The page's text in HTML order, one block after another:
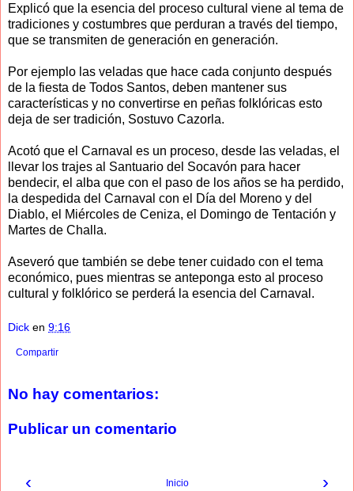
Explicó que la esencia del proceso cultural viene al tema de
tradiciones y costumbres que perduran a través del tiempo,
que se transmiten de generación en generación.
Por ejemplo las veladas que hace cada conjunto después
de la fiesta de Todos Santos, deben mantener sus
características y no convertirse en peñas folklóricas esto
deja de ser tradición, Sostuvo Cazorla.
Acotó que el Carnaval es un proceso, desde las veladas, el
llevar los trajes al Santuario del Socavón para hacer
bendecir, el alba que con el paso de los años se ha perdido,
la despedida del Carnaval con el Día del Moreno y del
Diablo, el Miércoles de Ceniza, el Domingo de Tentación y
Martes de Challa.
Aseveró que también se debe tener cuidado con el tema
económico, pues mientras se anteponga esto al proceso
cultural y folklórico se perderá la esencia del Carnaval.
Dick en 9:16
Compartir
No hay comentarios:
Publicar un comentario
‹ ›
Inicio